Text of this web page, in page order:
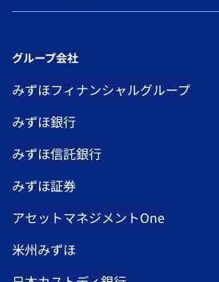
グループ会社
みずほフィナンシャルグループ
みずほ銀行
みずほ信託銀行
みずほ証券
アセットマネジメントOne
米州みずほ